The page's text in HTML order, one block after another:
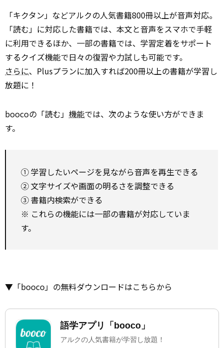
「キクタン」などアルクの人気書籍800冊以上が音声対応。
「読む」に対応した書籍では、本文と音声をスマホで手軽
に利用できるほか、一部の書籍では、学習定着をサポート
するクイズ機能で日々の復習や力試しも可能です。
さらに、Plusプランに加入すれば200冊以上の書籍が学習し
放題に！
boocoの「読む」 機能では、次のような使い方ができま
す。
① 学習したいページを見ながら音声を再生できる
② 文字サイズや画面の明るさを調整できる
③ 書籍内検索ができる
※ これらの機能には一部の書籍が対応していま
す。
▼「booco」の無料ダウンロードはこちらから